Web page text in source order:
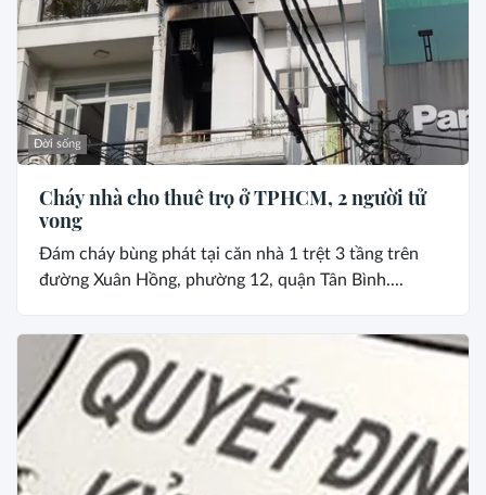
Đời sống
Cháy nhà cho thuê trọ ở TPHCM, 2 người tử
vong
Đám cháy bùng phát tại căn nhà 1 trệt 3 tầng trên
đường Xuân Hồng, phường 12, quận Tân Bình....